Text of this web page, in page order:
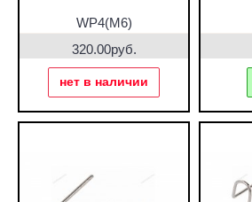
WP4(M6)
320.00руб.
нет в наличии